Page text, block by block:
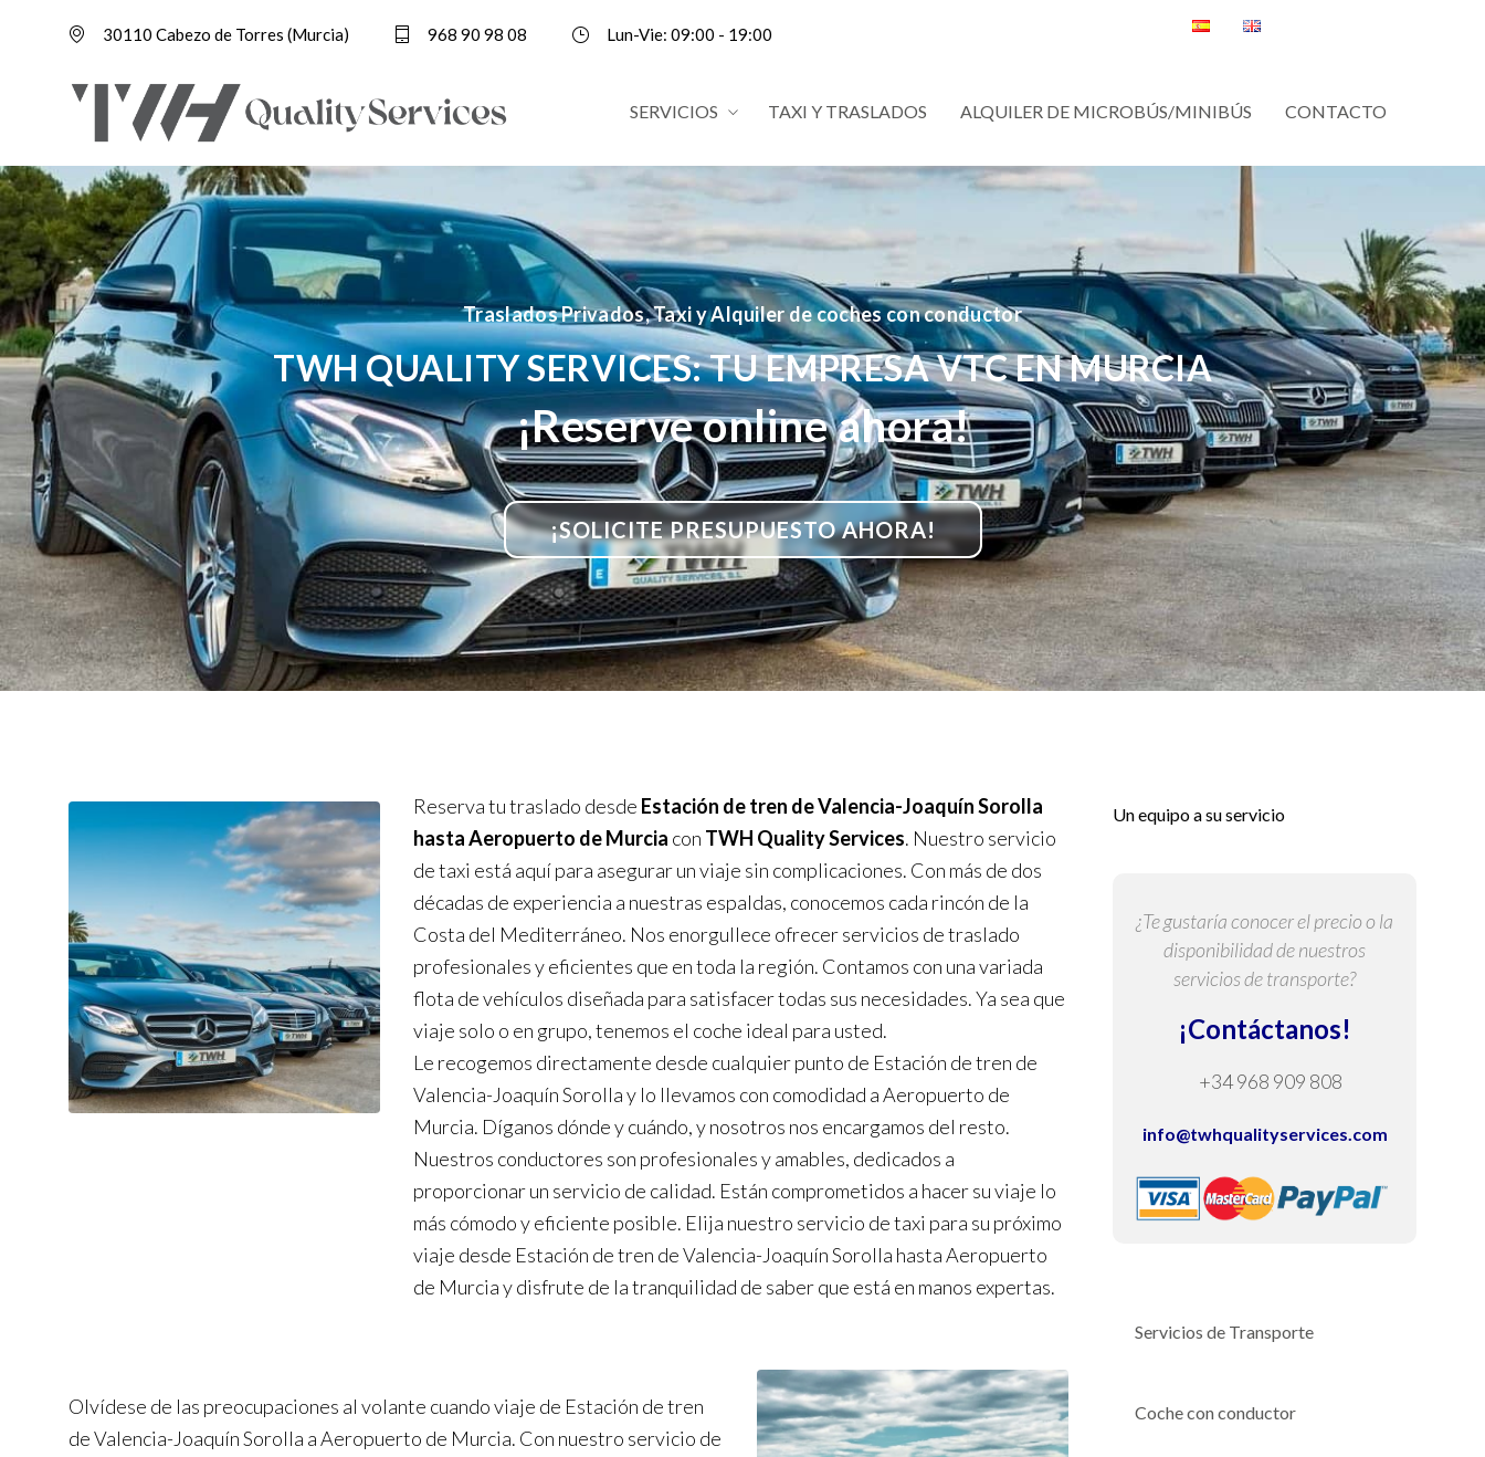
30110 Cabezo de Torres (Murcia) 968 90 98 08 Lun-Vie: 09:00 - 19:00
SERVICIOS TAXI Y TRASLADOS ALQUILER DE MICROBÚS/MINIBÚS CONTACTO
Traslados Privados, Taxi y Alquiler de coches con conductor
TWH QUALITY SERVICES: TU EMPRESA VTC EN MURCIA
¡Reserve online ahora!
¡SOLICITE PRESUPUESTO AHORA!
Reserva tu traslado desde Estación de tren de Valencia-Joaquín Sorolla
hasta Aeropuerto de Murcia con TWH Quality Services. Nuestro servicio
de taxi está aquí para asegurar un viaje sin complicaciones. Con más de dos
décadas de experiencia a nuestras espaldas, conocemos cada rincón de la
Costa del Mediterráneo. Nos enorgullece ofrecer servicios de traslado
profesionales y eficientes que en toda la región. Contamos con una variada
flota de vehículos diseñada para satisfacer todas sus necesidades. Ya sea que
viaje solo o en grupo, tenemos el coche ideal para usted.
Le recogemos directamente desde cualquier punto de Estación de tren de
Valencia-Joaquín Sorolla y lo llevamos con comodidad a Aeropuerto de
Murcia. Díganos dónde y cuándo, y nosotros nos encargamos del resto.
Nuestros conductores son profesionales y amables, dedicados a
proporcionar un servicio de calidad. Están comprometidos a hacer su viaje lo
más cómodo y eficiente posible. Elija nuestro servicio de taxi para su próximo
viaje desde Estación de tren de Valencia-Joaquín Sorolla hasta Aeropuerto
de Murcia y disfrute de la tranquilidad de saber que está en manos expertas.
Olvídese de las preocupaciones al volante cuando viaje de Estación de tren
de Valencia-Joaquín Sorolla a Aeropuerto de Murcia. Con nuestro servicio de
Un equipo a su servicio
¿Te gustaría conocer el precio o la
disponibilidad de nuestros
servicios de transporte?
¡Contáctanos!
+34 968 909 808
info@twhqualityservices.com
Servicios de Transporte
Coche con conductor